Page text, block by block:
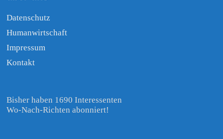
Datenschutz
Humanwirtschaft
Impressum
Kontakt
Bisher haben 1690 Interessenten
Wo-Nach-Richten abonniert!